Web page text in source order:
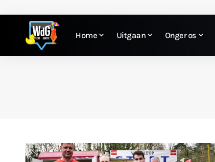
Home Uitgaan Onger os